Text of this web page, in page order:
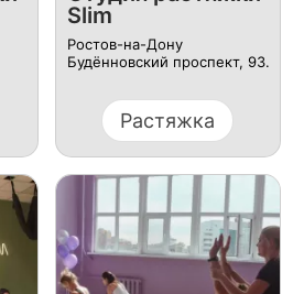
Slim
Ростов-на-Дону
Будённовский проспект, 93.
Растяжка